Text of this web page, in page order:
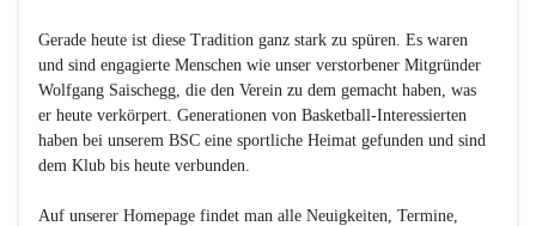
Gerade heute ist diese Tradition ganz stark zu spüren. Es waren
und sind engagierte Menschen wie unser verstorbener Mitgründer
Wolfgang Saischegg, die den Verein zu dem gemacht haben, was
er heute verkörpert. Generationen von Basketball-Interessierten
haben bei unserem BSC eine sportliche Heimat gefunden und sind
dem Klub bis heute verbunden.
Auf unserer Homepage findet man alle Neuigkeiten, Termine,